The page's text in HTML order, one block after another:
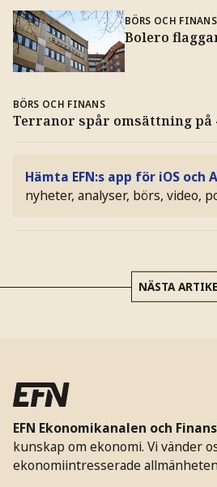
BÖRS OCH FINANS
Bolero
BÖRS OCH FINANS
Terranor spår omsättning på
Hämta EFN:s app för iOS och
nyheter, analyser, börs, video,
NÄSTA
EFN Ekonomikanalen och
kunskap om ekonomi. Vi vänder
ekonomiintresserade